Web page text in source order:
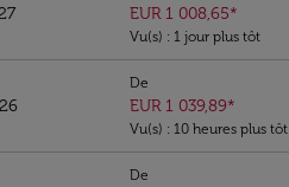
EUR 1 008,65*
Vu(s) : 1 jour plus tôt
De
EUR 1 039,89*
Vu(s) : 10 heures plus tôt
De